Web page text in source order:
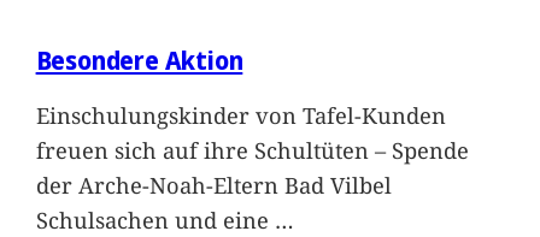
Besondere Aktion
Einschulungskinder von Tafel-Kunden
freuen sich auf ihre Schultüten – Spende
der Arche-Noah-Eltern Bad Vilbel
Schulsachen und eine …